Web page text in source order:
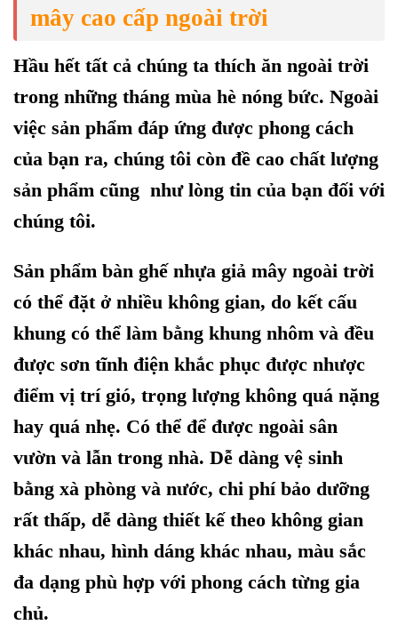
mây cao cấp ngoài trời
Hầu hết tất cả chúng ta thích ăn ngoài trời
trong những tháng mùa hè nóng bức. Ngoài
việc sản phẩm đáp ứng được phong cách
của bạn ra, chúng tôi còn đề cao chất lượng
sản phẩm cũng như lòng tin của bạn đối với
chúng tôi.
Sản phẩm bàn ghế nhựa giả mây ngoài trời
có thể đặt ở nhiều không gian, do kết cấu
khung có thể làm bằng khung nhôm và đều
được sơn tĩnh điện khắc phục được nhược
điểm vị trí gió, trọng lượng không quá nặng
hay quá nhẹ. Có thể để được ngoài sân
vườn và lẫn trong nhà. Dễ dàng vệ sinh
bằng xà phòng và nước, chi phí bảo dưỡng
rất thấp, dễ dàng thiết kế theo không gian
khác nhau, hình dáng khác nhau, màu sắc
đa dạng phù hợp với phong cách từng gia
chủ.